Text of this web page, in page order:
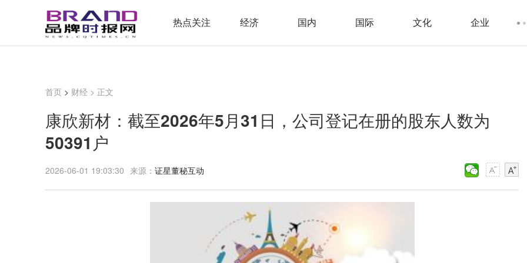
热点关注 经济 国内 国际 文化 企业
首页 > 财经 > 正文
康欣新材：截至2026年5月31日，公司登记在册的股东人数为
50391户
2026-06-01 19:03:30 来源： 证星董秘互动